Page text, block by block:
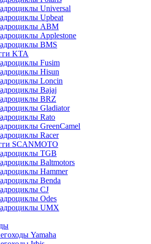
Universal
Upbeat
ABM
Applestone
BMS
KTA
Fusim
Hisun
Loncin
Bajaj
BRZ
Gladiator
Rato
GreenCamel
Racer
SCANMOTO
TGB
Baltmotors
Hammer
Benda
CJ
Odes
UMX
Yamaha